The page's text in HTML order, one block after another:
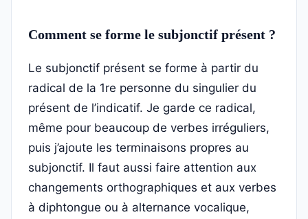
Comment se forme le subjonctif présent ?
Le subjonctif présent se forme à partir du
radical de la 1re personne du singulier du
présent de l’indicatif. Je garde ce radical,
même pour beaucoup de verbes irréguliers,
puis j’ajoute les terminaisons propres au
subjonctif. Il faut aussi faire attention aux
changements orthographiques et aux verbes
à diphtongue ou à alternance vocalique,